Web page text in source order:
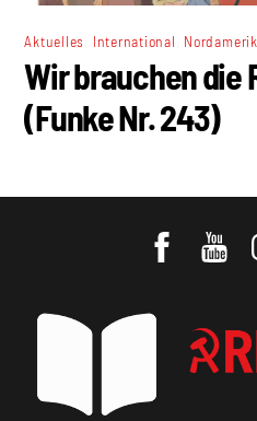
Aktuelles International
Wir brauchen die
(Funke Nr. 243)